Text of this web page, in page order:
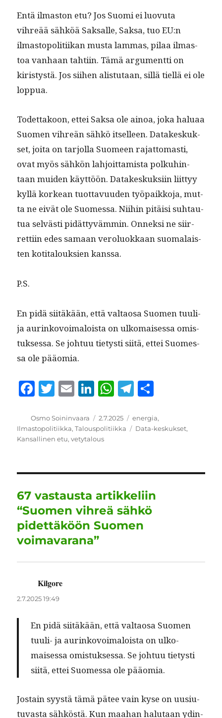
Entä ilmas­ton etu? Jos Suo­mi ei luovu­ta
vihreää sähköä Sak­salle, Sak­sa, tuo EU:n
ilmastopoli­ti­ikan mus­ta lam­mas, pilaa ilmas­
toa van­haan tahti­in. Tämä argu­ment­ti on
kiristys­tä. Jos siihen alis­tu­taan, sil­lä tiel­lä ei ole
loppua.
Todet­takoon, ettei Sak­sa ole ain­oa, joka halu­aa
Suomen vihreän sähkö itselleen. Datakeskuk­
set, joi­ta on tar­jol­la Suomeen rajat­tomasti,
ovat myös sähkön lahjoit­tamista polkuhin­
taan muiden käyt­töön. Datakeskuk­si­in liit­tyy
kyl­lä korkean tuot­tavu­u­den työ­paikko­ja, mut­
ta ne eivät ole Suomes­sa. Niihin pitäisi suh­tau­
tua selvästi pidät­tyväm­min. Onnek­si ne siir­
ret­ti­in edes samaan verolu­okkaan suo­ma­lais­
ten koti­talouk­sien kanssa.
P.S.
En pidä siitäkään, että val­taosa Suomen tuuli-
ja aurinkovoimaloista on ulko­maises­sa omis­
tuk­ses­sa. Se johtuu tietysti siitä, ettei Suomes­
sa ole pääomia.
F
c
e
o
k
T
it
te
E
ai
l
Li
k
e
I
W
at
s
p
T
e
g
a
a
re
Kirjoittaja
Osmo Soininvaara Julkaistu
2.7.2025 Kategoriat
energia,
Ilmastopolitiikka,Talouspolitiikka Avainsanat
Data-keskukset,
Kansallinen etu,vetytalous
67 vastausta artikkeliin
“Suomen vihreä sähkö
pidettäköön Suomen
voimavarana”
Kilgore
2.7.2025 19:49
En pidä siitäkään, että val­taosa Suomen
tuuli- ja aurinkovoimaloista on ulko­
maises­sa omis­tuk­ses­sa. Se johtuu tietysti
siitä, ettei Suomes­sa ole pääomia.
Jostain syys­tä tämä pätee vain kyse on uusi­u­
tu­vas­ta sähköstä. Kun maa­han halu­taan ydin­